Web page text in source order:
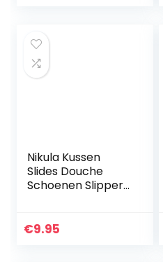
Nikula Kussen
Slides Douche
Schoenen Slippers
Sandalen Zachte
€9.95